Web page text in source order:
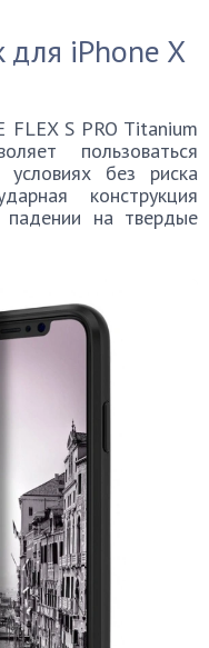
для iPhone X
FLEX S PRO Titanium
пользоваться
без риска
конструкция
на твердые